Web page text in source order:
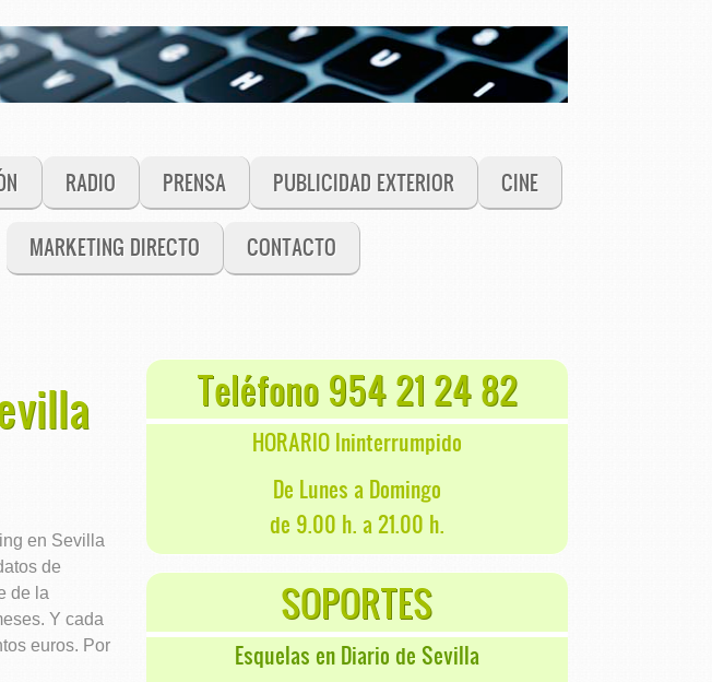
RADIO PRENSA PUBLICIDAD EXTERIOR CINE
MARKETING DIRECTO CONTACTO
en Sevilla
de
de la
Y cada
euros. Por
Teléfono 954 21 24 82
HORARIO Ininterrumpido
De Lunes a Domingo
de 9.00 h. a 21.00 h.
SOPORTES
Esquelas en Diario de Sevilla